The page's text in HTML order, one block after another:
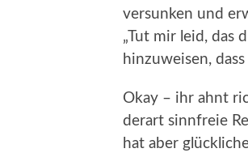
versunken und
„Tut mir leid, das
hinzuweisen,
Okay – ihr ahnt
derart sinnfreie
hat aber